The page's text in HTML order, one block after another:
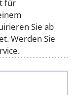
für
Sie ab
Werden Sie